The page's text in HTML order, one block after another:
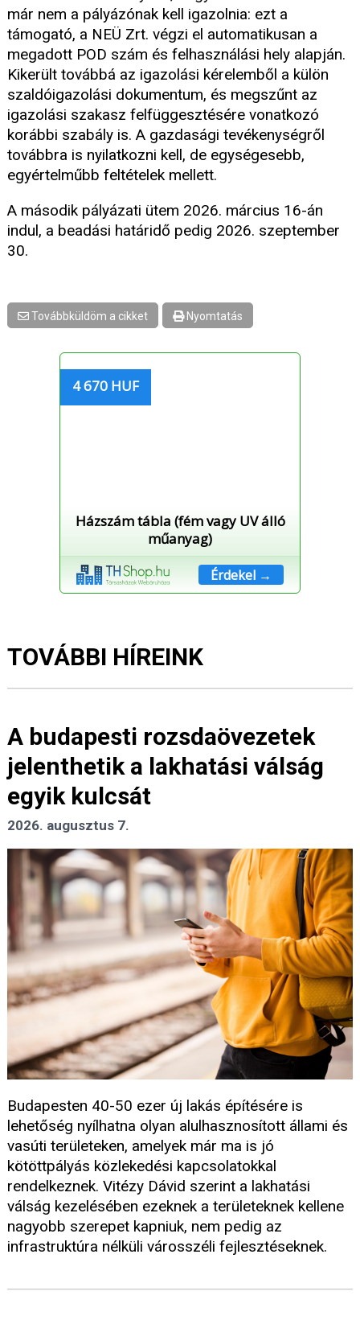
már nem a pályázónak kell igazolnia: ezt a
támogató, a NEÜ Zrt. végzi el automatikusan a
megadott POD szám és felhasználási hely alapján.
Kikerült továbbá az igazolási kérelemből a külön
szaldóigazolási dokumentum, és megszűnt az
igazolási szakasz felfüggesztésére vonatkozó
korábbi szabály is. A gazdasági tevékenységről
továbbra is nyilatkozni kell, de egységesebb,
egyértelműbb feltételek mellett.
A második pályázati ütem 2026. március 16-án
indul, a beadási határidő pedig 2026. szeptember
30.
Továbbküldöm a cikket Nyomtatás
4 670 HUF
Házszám tábla (fém vagy UV álló
műanyag)
Érdekel →
TOVÁBBI HÍREINK
A budapesti rozsdaövezetek
jelenthetik a lakhatási válság
egyik kulcsát
2026. augusztus 7.
Budapesten 40-50 ezer új lakás építésére is
lehetőség nyílhatna olyan alulhasznosított állami és
vasúti területeken, amelyek már ma is jó
kötöttpályás közlekedési kapcsolatokkal
rendelkeznek. Vitézy Dávid szerint a lakhatási
válság kezelésében ezeknek a területeknek kellene
nagyobb szerepet kapniuk, nem pedig az
infrastruktúra nélküli városszéli fejlesztéseknek.